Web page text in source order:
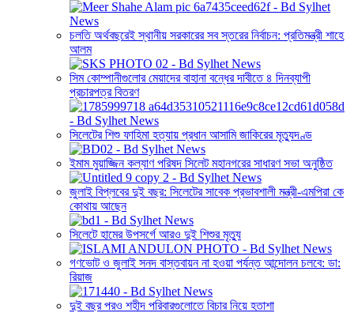
চলতি অর্থবছরেই স্থানীয় সরকারের সব স্তরের নির্বাচন: প্রতিমন্ত্রী শাহে
আলম
সিম কোম্পানীগুলোর মেয়াদের বাহানা বন্ধের দাবীতে ৪ দিনব্যাপী
প্রচারপত্র বিতরণ
সিলেটের শিশু ফাহিমা হত্যায় প্রধান আসামি জাকিরের মৃত্যুদণ্ড
ইমাম মুয়াজ্জিন কল্যাণ পরিষদ সিলেট মহানগরের সাধারণ সভা অনুষ্ঠিত
জুলাই বিপ্লবের দুই বছর: সিলেটের সাবেক প্রভাবশালী মন্ত্রী-এমপিরা কে
কোথায় আছেন
সিলেটে হামের উপসর্গে আরও দুই শিশুর মৃত্যু
গণভোট ও জুলাই সনদ বাস্তবায়ন না হওয়া পর্যন্ত আন্দোলন চলবে: ডা:
রিয়াজ
দুই বছর পরও শহীদ পরিবারগুলোতে বিচার নিয়ে হতাশা